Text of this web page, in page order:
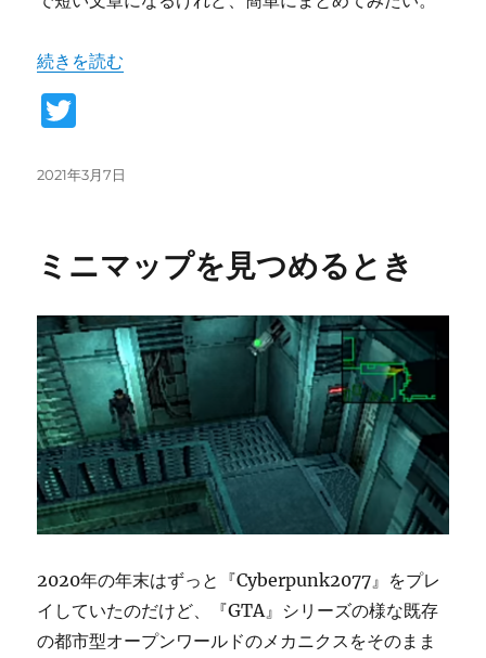
“外山圭一郎とメディアアート” の
続きを読む
it
r
投
2021年3月7日
ミニマップを見つめるとき
2020年の年末はずっと『Cyberpunk2077』をプレ
イしていたのだけど、『GTA』シリーズの様な既存
の都市型オープンワールドのメカニクスをそのまま